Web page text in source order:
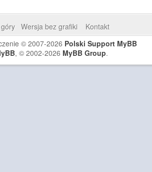
Wersja bez grafiki
Kontakt
© 2007-2026 Polski Support MyBB
, © 2002-2026 MyBB Group.